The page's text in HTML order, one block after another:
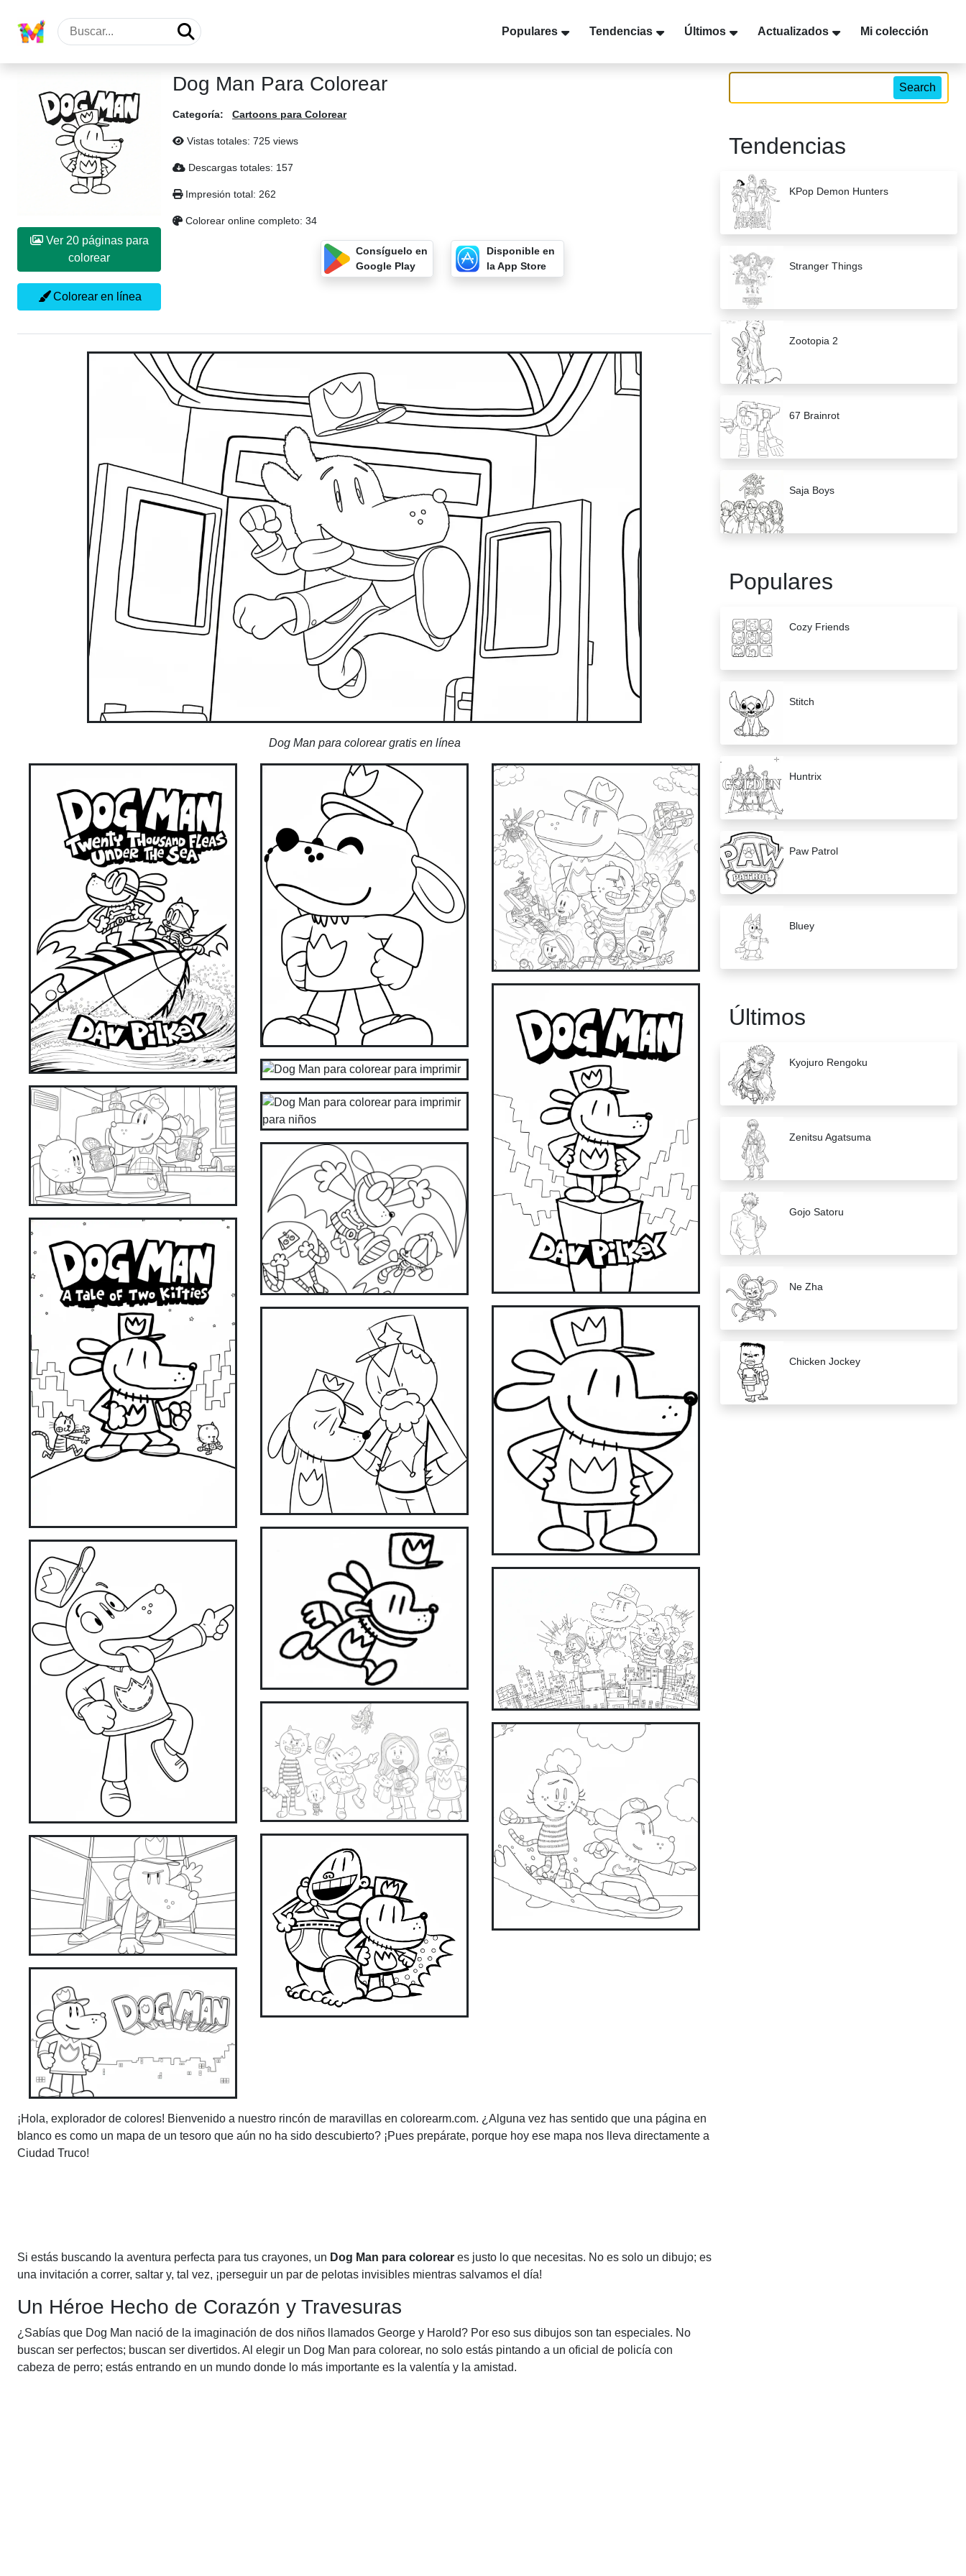
Populares Tendencias Últimos Actualizados Mi colección
Ver 20 páginas para
colorear
Colorear en línea
Dog Man Para Colorear
Categoría: Cartoons para Colorear
Vistas totales: 725 views
Descargas totales: 157
Impresión total: 262
Colorear online completo: 34
Consíguelo en
Google Play
Disponible en
la App Store
Dog Man para colorear gratis en línea
¡Hola, explorador de colores! Bienvenido a nuestro rincón de maravillas en colorearm.com. ¿Alguna vez has sentido que una página en
blanco es como un mapa de un tesoro que aún no ha sido descubierto? ¡Pues prepárate, porque hoy ese mapa nos lleva directamente a
Ciudad Truco!
Si estás buscando la aventura perfecta para tus crayones, un Dog Man para colorear es justo lo que necesitas. No es solo un dibujo; es
una invitación a correr, saltar y, tal vez, ¡perseguir un par de pelotas invisibles mientras salvamos el día!
Un Héroe Hecho de Corazón y Travesuras
¿Sabías que Dog Man nació de la imaginación de dos niños llamados George y Harold? Por eso sus dibujos son tan especiales. No
buscan ser perfectos; buscan ser divertidos. Al elegir un Dog Man para colorear, no solo estás pintando a un oficial de policía con
cabeza de perro; estás entrando en un mundo donde lo más importante es la valentía y la amistad.
Search
Tendencias
KPop Demon Hunters
Stranger Things
Zootopia 2
67 Brainrot
Saja Boys
Populares
Cozy Friends
Stitch
Huntrix
Paw Patrol
Bluey
Últimos
Kyojuro Rengoku
Zenitsu Agatsuma
Gojo Satoru
Ne Zha
Chicken Jockey